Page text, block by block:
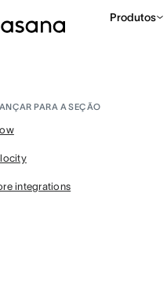
Produtos
PARA A SEÇÃO
integrations